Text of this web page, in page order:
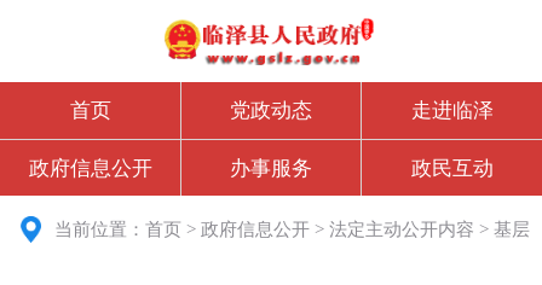
首页 党政动态 走进临泽
政府信息公开 办事服务 政民互动
当前位置：首页 >政府信息公开 >法定主动公开内容 >基层